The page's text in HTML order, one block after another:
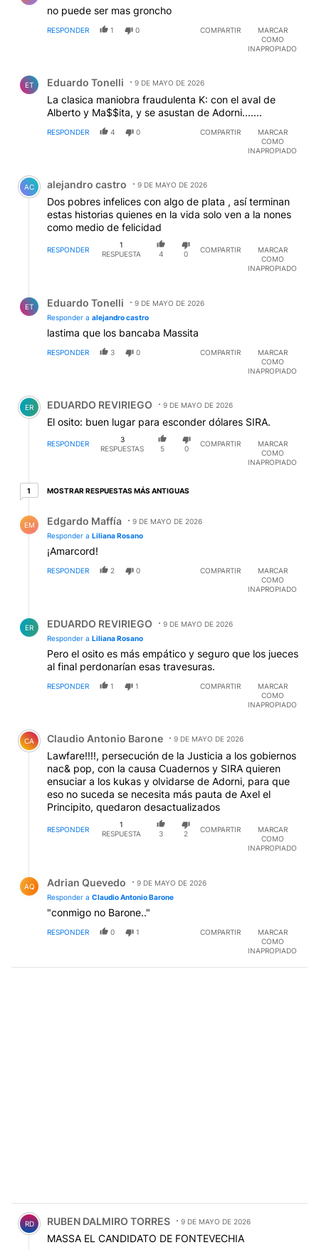
no puede ser mas groncho
RESPONDER 1 0 COMPARTIR
MARCAR
COMO
INAPROPIADO
ET Eduardo Tonelli 9 DE MAYO DE 2026
La clasica maniobra fraudulenta K: con el aval de
Alberto y Ma$$ita, y se asustan de Adorni.......
RESPONDER 4 0 COMPARTIR
MARCAR
COMO
INAPROPIADO
Comentario de alejandro castro.
AC alejandro castro 9 DE MAYO DE 2026
Dos pobres infelices con algo de plata , así terminan
estas historias quienes en la vida solo ven a la nones
como medio de felicidad
RESPONDER
1
RESPUESTA
4 0
COMPARTIR
MARCAR
COMO
INAPROPIADO
ET Eduardo Tonelli
9 DE MAYO DE 2026
Responder a alejandro castro
lastima que los bancaba Massita
RESPONDER 3 0 COMPARTIR
MARCAR
COMO
INAPROPIADO
Comentario de EDUARDO REVIRIEGO.
ER EDUARDO REVIRIEGO 9 DE MAYO DE 2026
El osito: buen lugar para esconder dólares SIRA.
RESPONDER
3
RESPUESTAS
5 0
COMPARTIR
MARCAR
COMO
INAPROPIADO
11 respuesta más antiguas
MOSTRAR RESPUESTAS MÁS ANTIGUAS
EM Edgardo Maffía
9 DE MAYO DE 2026
Responder a Liliana Rosano
¡Amarcord!
RESPONDER 2 0 COMPARTIR
MARCAR
COMO
INAPROPIADO
ER EDUARDO REVIRIEGO
9 DE MAYO DE 2026
Responder a Liliana Rosano
Pero el osito es más empático y seguro que los jueces
al final perdonarían esas travesuras.
RESPONDER 1 1 COMPARTIR
MARCAR
COMO
INAPROPIADO
Comentario de Claudio Antonio Barone.
CA Claudio Antonio Barone 9 DE MAYO DE 2026
Lawfare!!!!, persecución de la Justicia a los gobiernos
nac& pop, con la causa Cuadernos y SIRA quieren
ensuciar a los kukas y olvidarse de Adorni, para que
eso no suceda se necesita más pauta de Axel el
Principito, quedaron desactualizados
RESPONDER
1
RESPUESTA
3 2
COMPARTIR
MARCAR
COMO
INAPROPIADO
AQ Adrian Quevedo
9 DE MAYO DE 2026
Responder a Claudio Antonio Barone
"conmigo no Barone.."
RESPONDER 0 1 COMPARTIR
MARCAR
COMO
INAPROPIADO
Comentario de RUBEN DALMIRO TORRES.
RD RUBEN DALMIRO TORRES 9 DE MAYO DE 2026
MASSA EL CANDIDATO DE FONTEVECHIA